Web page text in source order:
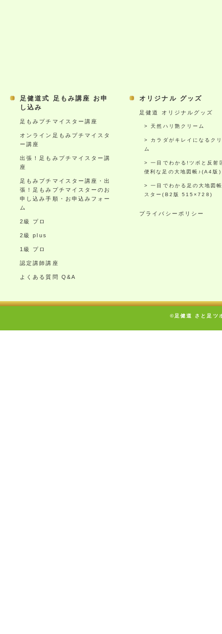
足健道式 足もみ講座 お申
し込み
足もみプチマイスター講座
オンライン足もみプチマイスタ
ー講座
出張！足もみプチマイスター講
座
足もみプチマイスター講座・出
張！足もみプチマイスターのお
申し込み手順・お申込みフォー
ム
2級 プロ
2級 plus
1級 プロ
認定講師講座
よくある質問 Q&A
オリジナル グッズ
足健道 オリジナルグッズ
天然ハリ艶クリーム
カラダがキレイになるク
ム
一目でわかる!ツボと反射
便利な足の大地図帳♪(A4版)
一目でわかる足の大地図
スター(B2版 515×728)
プライバシーポリシー
©足健道 さと足